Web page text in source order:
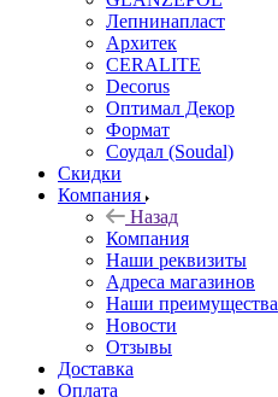
Лепнинапласт
Архитек
CERALITE
Decorus
Оптимал Декор
Формат
Соудал (Soudal)
Скидки
Компания
Назад
Компания
Наши реквизиты
Адреса магазинов
Наши преимущества
Новости
Отзывы
Доставка
Оплата